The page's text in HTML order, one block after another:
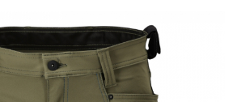
Protejata)
organizatoare